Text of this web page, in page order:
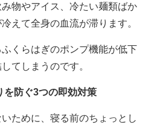
物やアイス、冷たい麺類ばか
えて全身の血流が滞ります。
くらはぎのポンプ機能が低下
てしまうのです。
を防ぐ3つの即効対策
ために、寝る前のちょっとし